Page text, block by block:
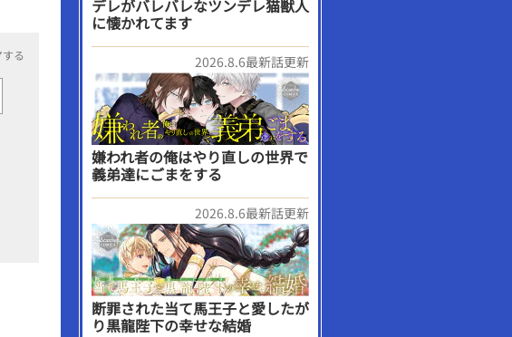
る
デレがバレバレなツンデレ猫獣人
に懐かれてます
2026.8.6最新話更新
嫌われ者の俺はやり直しの世界で
義弟達にごまをする
2026.8.6最新話更新
断罪された当て馬王子と愛したが
り黒龍陛下の幸せな結婚